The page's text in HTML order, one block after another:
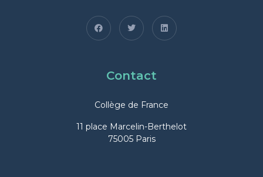
Contact
Collège de France
11 place Marcelin-Berthelot
75005 Paris